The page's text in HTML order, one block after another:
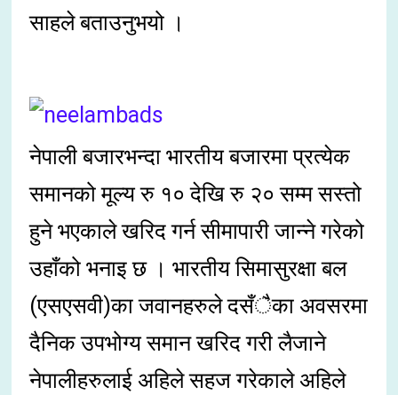
साहले बताउनुभयो ।
नेपाली बजारभन्दा भारतीय बजारमा प्रत्येक
समानको मूल्य रु १० देखि रु २० सम्म सस्तो
हुने भएकाले खरिद गर्न सीमापारी जान्ने गरेको
उहाँको भनाइ छ । भारतीय सिमासुरक्षा बल
(एसएसवी)का जवानहरुले दसँैका अवसरमा
दैनिक उपभोग्य समान खरिद गरी लैजाने
नेपालीहरुलाई अहिले सहज गरेकाले अहिले